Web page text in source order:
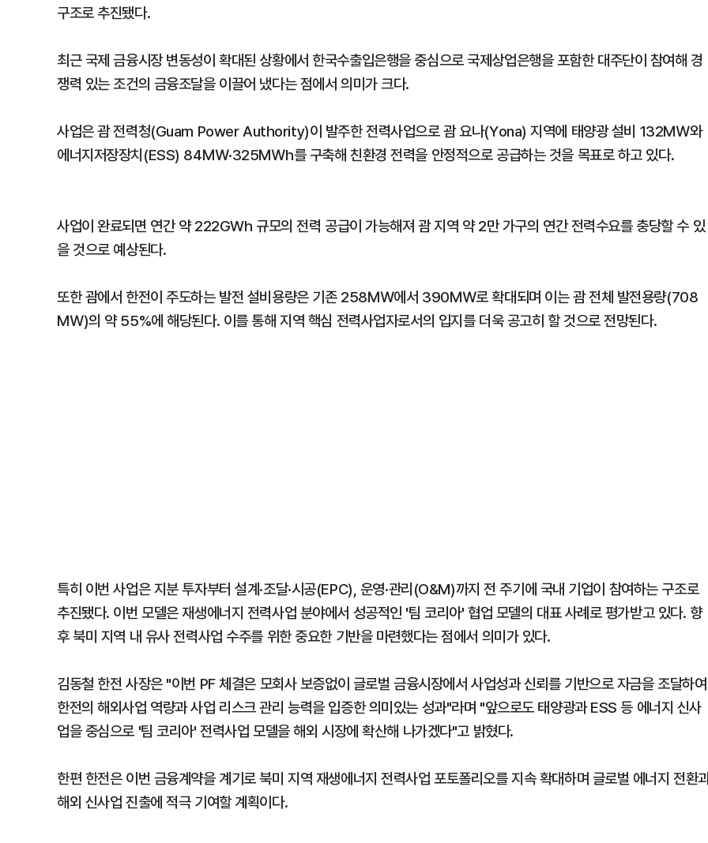
구조로 추진됐다.
최근 국제 금융시장 변동성이 확대된 상황에서 한국수출입은행을 중심으로 국제상업은행을 포함한 대주단이 참여해 경
쟁력 있는 조건의 금융조달을 이끌어 냈다는 점에서 의미가 크다.
사업은 괌 전력청(Guam Power Authority)이 발주한 전력사업으로 괌 요나(Yona) 지역에 태양광 설비 132㎿와
에너지저장장치(ESS) 84㎿·325㎿h를 구축해 친환경 전력을 안정적으로 공급하는 것을 목표로 하고 있다.
사업이 완료되면 연간 약 222GWh 규모의 전력 공급이 가능해져 괌 지역 약 2만 가구의 연간 전력수요를 충당할 수 있
을 것으로 예상된다.
또한 괌에서 한전이 주도하는 발전 설비용량은 기존 258㎿에서 390㎿로 확대되며 이는 괌 전체 발전용량(708
㎿)의 약 55%에 해당된다. 이를 통해 지역 핵심 전력사업자로서의 입지를 더욱 공고히 할 것으로 전망된다.
특히 이번 사업은 지분 투자부터 설계·조달·시공(EPC), 운영·관리(O&M)까지 전 주기에 국내 기업이 참여하는 구조로
추진됐다. 이번 모델은 재생에너지 전력사업 분야에서 성공적인 '팀 코리아' 협업 모델의 대표 사례로 평가받고 있다. 향
후 북미 지역 내 유사 전력사업 수주를 위한 중요한 기반을 마련했다는 점에서 의미가 있다.
김동철 한전 사장은 "이번 PF 체결은 모회사 보증없이 글로벌 금융시장에서 사업성과 신뢰를 기반으로 자금을 조달하여
한전의 해외사업 역량과 사업 리스크 관리 능력을 입증한 의미있는 성과"라며 "앞으로도 태양광과 ESS 등 에너지 신사
업을 중심으로 '팀 코리아' 전력사업 모델을 해외 시장에 확산해 나가겠다"고 밝혔다.
한편 한전은 이번 금융계약을 계기로 북미 지역 재생에너지 전력사업 포토폴리오를 지속 확대하며 글로벌 에너지 전환
해외 신사업 진출에 적극 기여할 계획이다.